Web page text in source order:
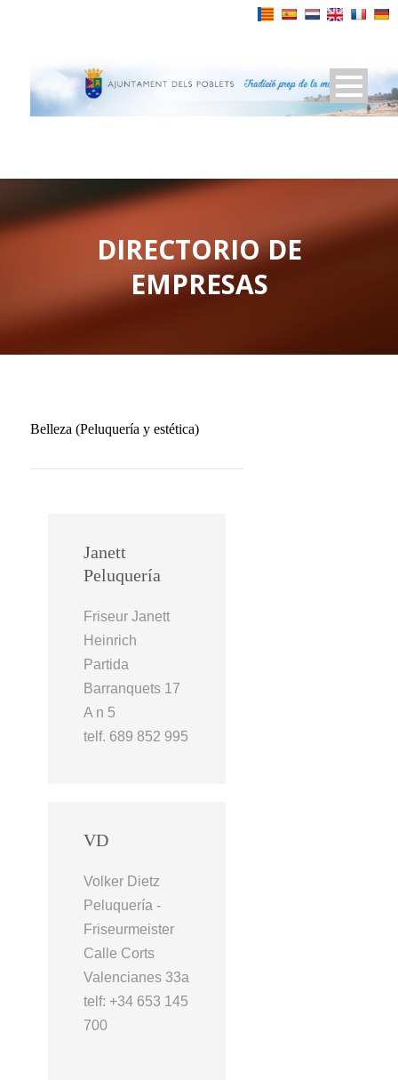
DIRECTORIO DE
EMPRESAS
Belleza (Peluquería y estética)
Janett
Peluquería
Friseur Janett
Heinrich
Partida
Barranquets 17
A n 5
telf. 689 852 995
VD
Volker Dietz
Peluquería -
Friseurmeister
Calle Corts
Valencianes 33a
telf: +34 653 145
700